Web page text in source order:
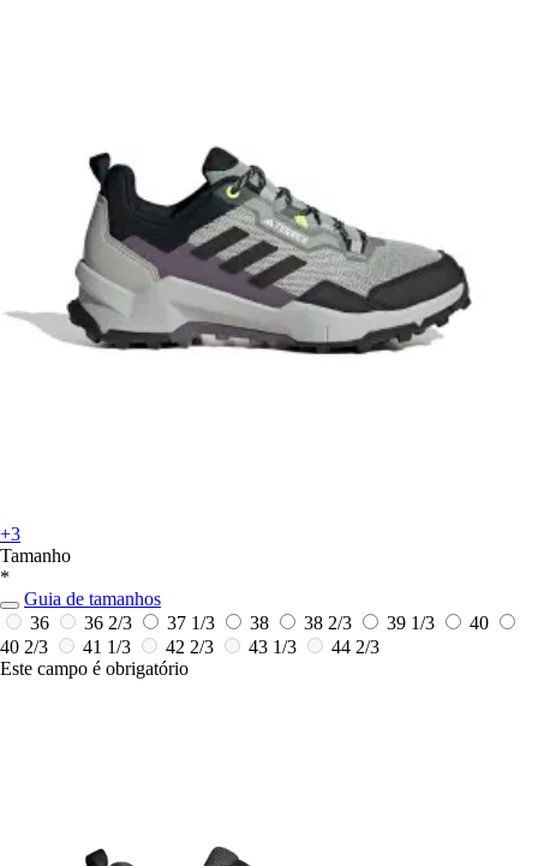
+3
Tamanho
*
Guia de tamanhos
36
36 2/3 37 1/3 38 38 2/3 39 1/3
40
40 2/3
41 1/3 42 2/3 43 1/3
44 2/3
Este campo é obrigatório